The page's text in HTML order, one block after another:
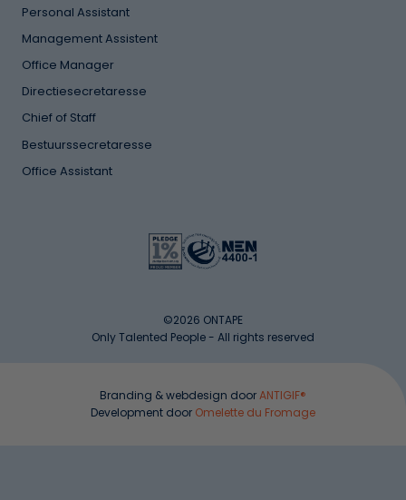
Personal Assistant
Management Assistent
Office Manager
Directiesecretaresse
Chief of Staff
Bestuurssecretaresse
Office Assistant
©2026 ONTAPE
Only Talented People - All rights reserved
Branding & webdesign doorANTIGIF®
Development door Omelette du Fromage